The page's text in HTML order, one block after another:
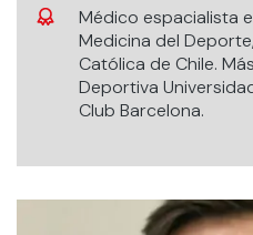
Médico espacialista
Medicina del
Católica de Chile.
Deportiva
Club Barcelona.